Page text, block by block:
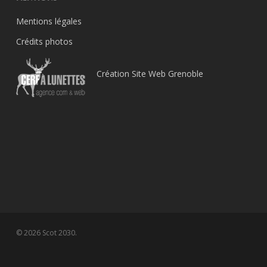
Mentions légales
Crédits photos
Création Site Web Grenoble
© 2026 Scot 2030.